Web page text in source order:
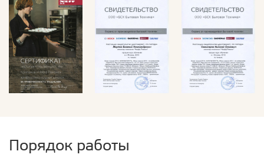
Порядок работы